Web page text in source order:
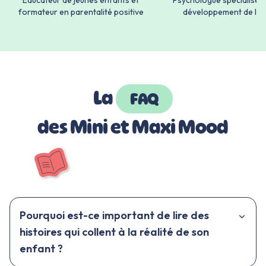
formateur en parentalité positive
développement de
La FAQ
des Mini et Maxi Mood
Pourquoi est-ce important de lire des
histoires qui collent à la réalité de son
enfant ?